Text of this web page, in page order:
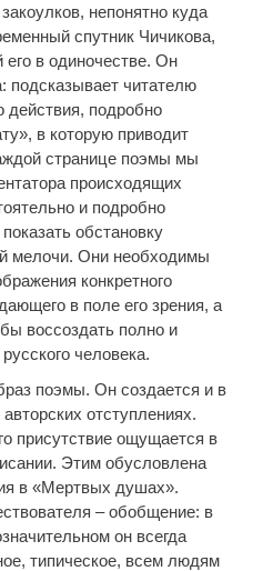
непонятно куда
спутник Чичикова,
в одиночестве. Он
подсказывает читателю
действия, подробно
в которую приводит
странице поэмы мы
происходящих
и подробно
обстановку
мелочи. Они необходимы
конкретного
в поле его зрения, а
воссоздать полно и
человека.
поэмы. Он создается и в
отступлениях.
присутствие ощущается в
Этим обусловлена
в «Мертвых душах».
– обобщение: в
он всегда
типическое, всем людям